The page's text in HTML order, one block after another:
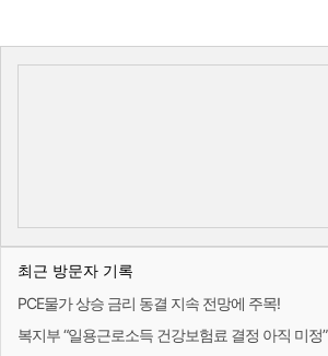
최근 방문자 기록
PCE물가 상승 금리 동결 지속 전망에 주목!
복지부 “일용근로소득 건강보험료 결정 아직 미정”